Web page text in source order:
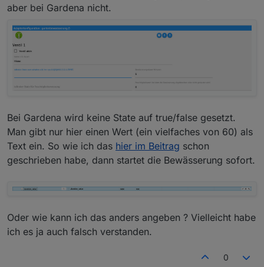
aber bei Gardena nicht.
Bei Gardena wird keine State auf true/false gesetzt.
Man gibt nur hier einen Wert (ein vielfaches von 60) als
Text ein. So wie ich das hier im Beitrag schon
geschrieben habe, dann startet die Bewässerung sofort.
Oder wie kann ich das anders angeben ? Vielleicht habe
ich es ja auch falsch verstanden.
0